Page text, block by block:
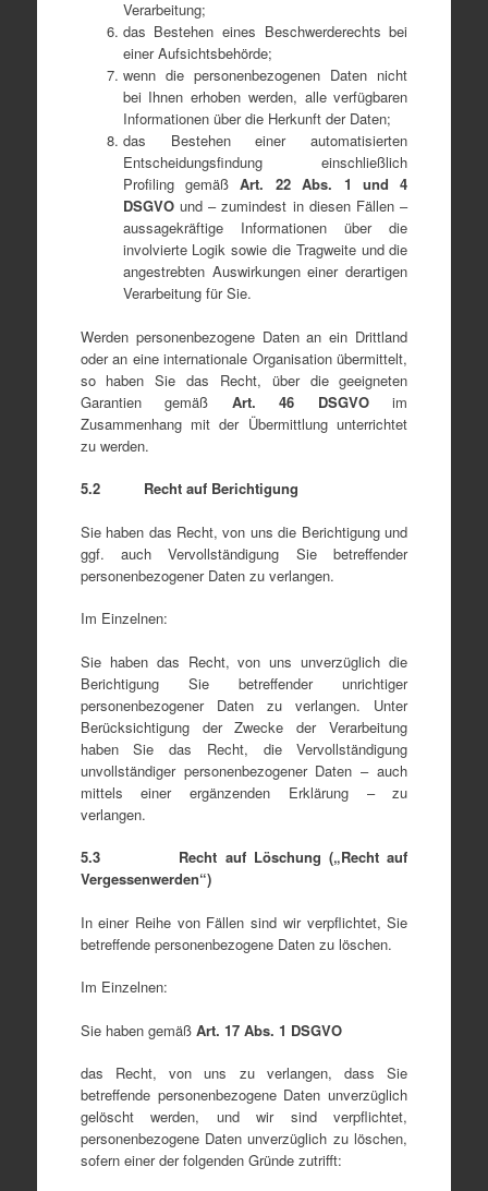
Verarbeitung;
das Bestehen eines Beschwerderechts bei
einer Aufsichtsbehörde;
wenn die personenbezogenen Daten nicht
bei Ihnen erhoben werden, alle verfügbaren
Informationen über die Herkunft der Daten;
das Bestehen einer automatisierten
Entscheidungsfindung einschließlich
Profiling gemäßArt. 22Abs. 1 und 4
DSGVOund – zumindest in diesen Fällen –
aussagekräftige Informationen über die
involvierte Logik sowie die Tragweite und die
angestrebten Auswirkungen einer derartigen
Verarbeitung für Sie.
Werden personenbezogene Daten an ein Drittland
oder an eine internationale Organisation übermittelt,
so haben Sie das Recht, über die geeigneten
Garantien gemäß Art. 46 DSGVOim
Zusammenhang mit der Übermittlung unterrichtet
zu werden.
5.2 Recht auf Berichtigung
Sie haben das Recht, von uns die Berichtigung und
ggf. auch Vervollständigung Sie betreffender
personenbezogener Daten zu verlangen.
Im Einzelnen:
Sie haben das Recht, von uns unverzüglich die
Berichtigung Sie betreffender unrichtiger
personenbezogener Daten zu verlangen. Unter
Berücksichtigung der Zwecke der Verarbeitung
haben Sie das Recht, die Vervollständigung
unvollständiger personenbezogener Daten – auch
mittels einer ergänzenden Erklärung – zu
verlangen.
5.3 Recht auf Löschung („Recht auf
Vergessenwerden“)
In einer Reihe von Fällen sind wir verpflichtet, Sie
betreffende personenbezogene Daten zu löschen.
Im Einzelnen:
Sie haben gemäß Art. 17 Abs. 1 DSGVO
das Recht, von uns zu verlangen, dass Sie
betreffende personenbezogene Daten unverzüglich
gelöscht werden, und wir sind verpflichtet,
personenbezogene Daten unverzüglich zu löschen,
sofern einer der folgenden Gründe zutrifft: